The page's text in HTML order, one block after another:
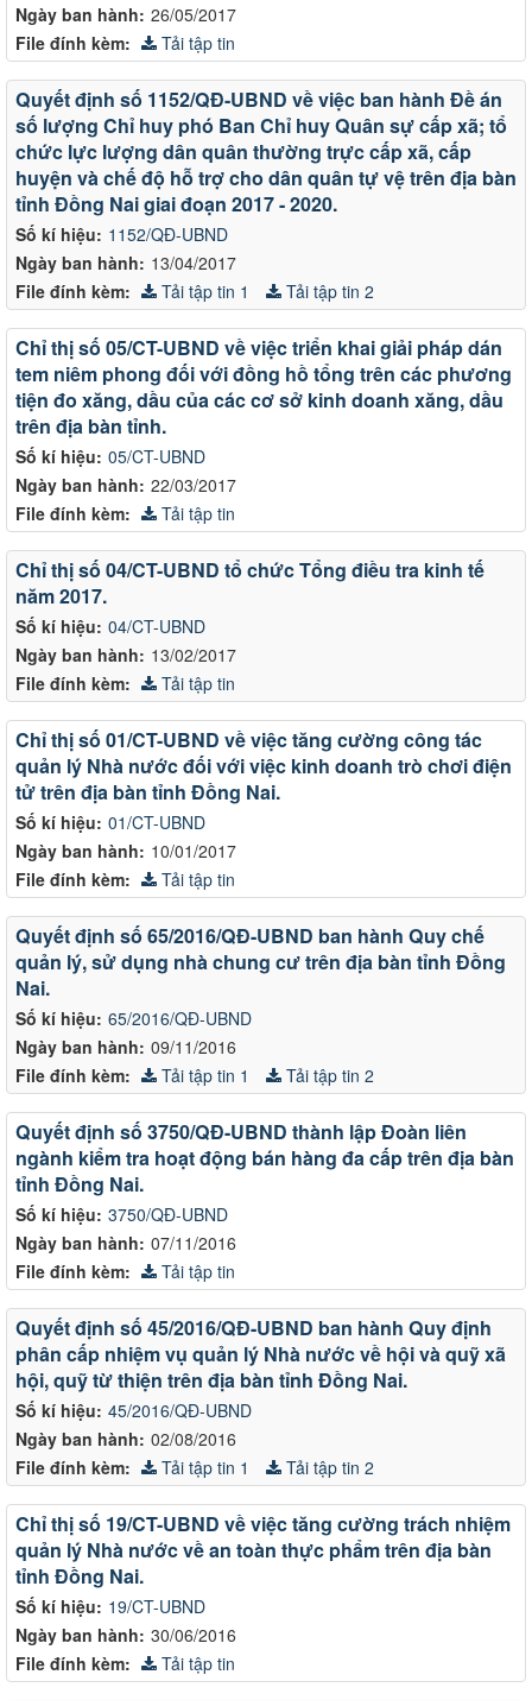
Ngày ban hành: 26/05/2017
File đính kèm: Tải tập tin
Số kí hiệu: 1152/QĐ-UBND
Ngày ban hành: 13/04/2017
Quyết định số 1152/QĐ-UBND về việc ban hành Đề án
số lượng Chỉ huy phó Ban Chỉ huy Quân sự cấp xã; tổ
chức lực lượng dân quân thường trực cấp xã, cấp
huyện và chế độ hỗ trợ cho dân quân tự vệ trên địa bàn
tỉnh Đồng Nai giai đoạn 2017 - 2020.
File đính kèm: Tải tập tin 1 Tải tập tin 2
Số kí hiệu: 05/CT-UBND
Ngày ban hành: 22/03/2017
Chỉ thị số 05/CT-UBND về việc triển khai giải pháp dán
tem niêm phong đối với đồng hồ tổng trên các phương
tiện đo xăng, dầu của các cơ sở kinh doanh xăng, dầu
trên địa bàn tỉnh.
File đính kèm: Tải tập tin
Số kí hiệu: 04/CT-UBND
Ngày ban hành: 13/02/2017
Chỉ thị số 04/CT-UBND tổ chức Tổng điều tra kinh tế
năm 2017.
File đính kèm: Tải tập tin
Số kí hiệu: 01/CT-UBND
Ngày ban hành: 10/01/2017
Chỉ thị số 01/CT-UBND về việc tăng cường công tác
quản lý Nhà nước đối với việc kinh doanh trò chơi điện
tử trên địa bàn tỉnh Đồng Nai.
File đính kèm: Tải tập tin
Số kí hiệu: 65/2016/QĐ-UBND
Ngày ban hành: 09/11/2016
Quyết định số 65/2016/QĐ-UBND ban hành Quy chế
quản lý, sử dụng nhà chung cư trên địa bàn tỉnh Đồng
Nai.
File đính kèm: Tải tập tin 1 Tải tập tin 2
Số kí hiệu: 3750/QĐ-UBND
Ngày ban hành: 07/11/2016
Quyết định số 3750/QĐ-UBND thành lập Đoàn liên
ngành kiểm tra hoạt động bán hàng đa cấp trên địa bàn
tỉnh Đồng Nai.
File đính kèm: Tải tập tin
Số kí hiệu: 45/2016/QĐ-UBND
Ngày ban hành: 02/08/2016
Quyết định số 45/2016/QĐ-UBND ban hành Quy định
phân cấp nhiệm vụ quản lý Nhà nước về hội và quỹ xã
hội, quỹ từ thiện trên địa bàn tỉnh Đồng Nai.
File đính kèm: Tải tập tin 1 Tải tập tin 2
Số kí hiệu: 19/CT-UBND
Ngày ban hành: 30/06/2016
Chỉ thị số 19/CT-UBND về việc tăng cường trách nhiệm
quản lý Nhà nước về an toàn thực phẩm trên địa bàn
tỉnh Đồng Nai.
File đính kèm: Tải tập tin